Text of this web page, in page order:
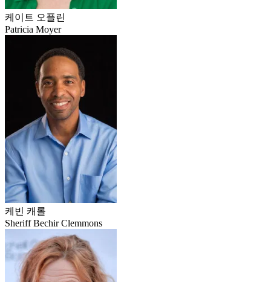
케이트 오플린
Patricia Moyer
케빈 캐롤
Sheriff Bechir Clemmons